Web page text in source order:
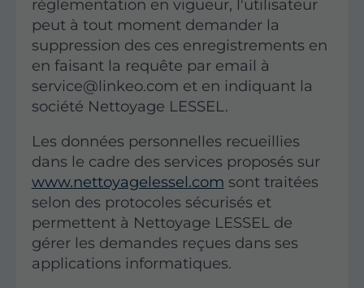
réglementation en vigueur, l'utilisateur
peut à tout moment demander la
suppression des ces enregistrements en
en faisant la requête par email à
service@linkeo.com et en indiquant la
société Nettoyage LESSEL.
Les données personnelles recueillies
dans le cadre des services proposés sur
www.nettoyagelessel.com sont traitées
selon des protocoles sécurisés et
permettent à Nettoyage LESSEL de
gérer les demandes reçues dans ses
applications informatiques.